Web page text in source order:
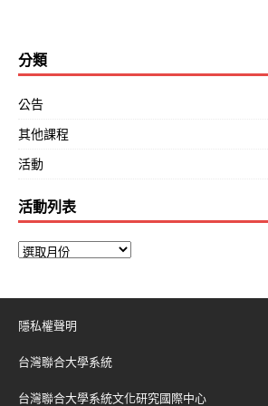
分類
公告
其他課程
活動
活動列表
隱私權聲明
台灣聯合大學系統
台灣聯合大學系統文化研究國際中心